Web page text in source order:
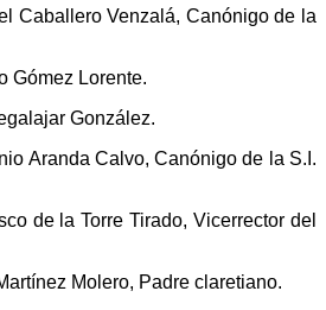
Caballero Venzalá, Canónigo de la
Gómez Lorente.
González.
Aranda Calvo, Canónigo de la S.I.
de la Torre Tirado, Vicerrector del
Molero, Padre claretiano.